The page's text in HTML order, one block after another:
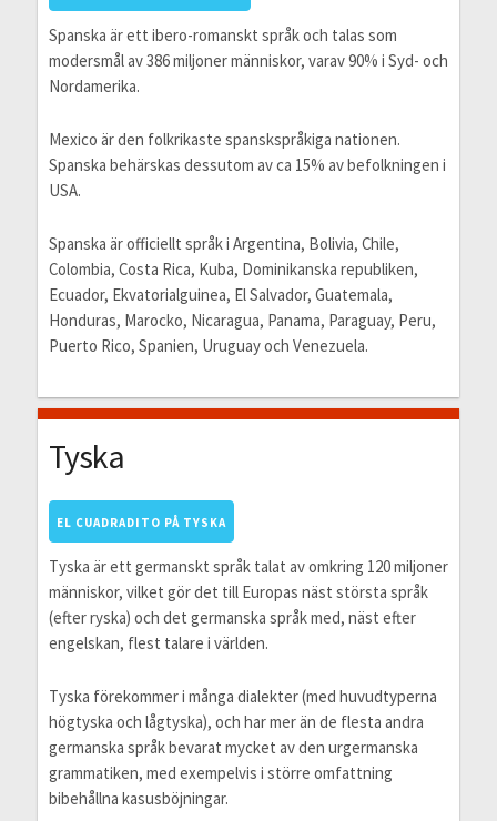
Spanska är ett ibero-romanskt språk och talas som
modersmål av 386 miljoner människor, varav 90% i Syd- och
Nordamerika.
Mexico är den folkrikaste spanskspråkiga nationen.
Spanska behärskas dessutom av ca 15% av befolkningen i
USA.
Spanska är officiellt språk i Argentina, Bolivia, Chile,
Colombia, Costa Rica, Kuba, Dominikanska republiken,
Ecuador, Ekvatorialguinea, El Salvador, Guatemala,
Honduras, Marocko, Nicaragua, Panama, Paraguay, Peru,
Puerto Rico, Spanien, Uruguay och Venezuela.
Tyska
EL CUADRADITO PÅ TYSKA
Tyska är ett germanskt språk talat av omkring 120 miljoner
människor, vilket gör det till Europas näst största språk
(efter ryska) och det germanska språk med, näst efter
engelskan, flest talare i världen.
Tyska förekommer i många dialekter (med huvudtyperna
högtyska och lågtyska), och har mer än de flesta andra
germanska språk bevarat mycket av den urgermanska
grammatiken, med exempelvis i större omfattning
bibehållna kasusböjningar.